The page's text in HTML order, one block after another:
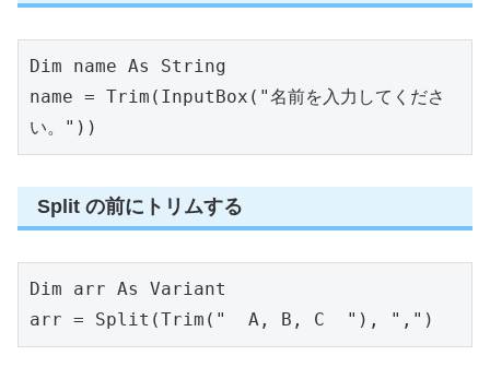
Dim name As String
name = Trim(InputBox("名前を入力してくださ
い。"))
Split の前にトリムする
Dim arr As Variant
arr = Split(Trim("  A, B, C  "), ",")